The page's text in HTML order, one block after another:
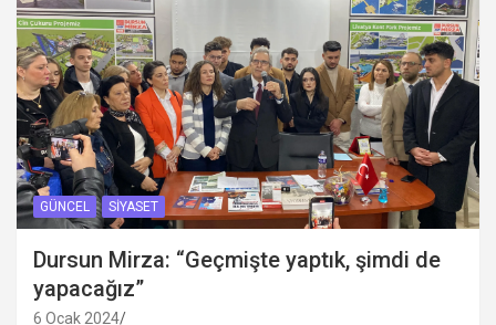
GÜNCEL SIYASET
Dursun Mirza: “Geçmişte yaptık, şimdi de
yapacağız”
6 Ocak 2024